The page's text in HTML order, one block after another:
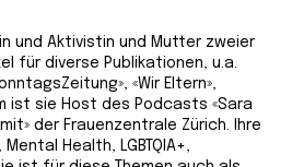
und Aktivistin und Mutter zweier
für diverse Publikationen, u.a.
«Wir Eltern»,
ist sie Host des Podcasts «Sara
der Frauenzentrale Zürich. Ihre
Health, LGBTQIA+,